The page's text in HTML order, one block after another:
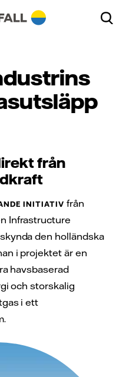
från
INITIATIV från
Infrastructure
den holländska
i projektet är en
havsbaserad
och storskalig
i ett